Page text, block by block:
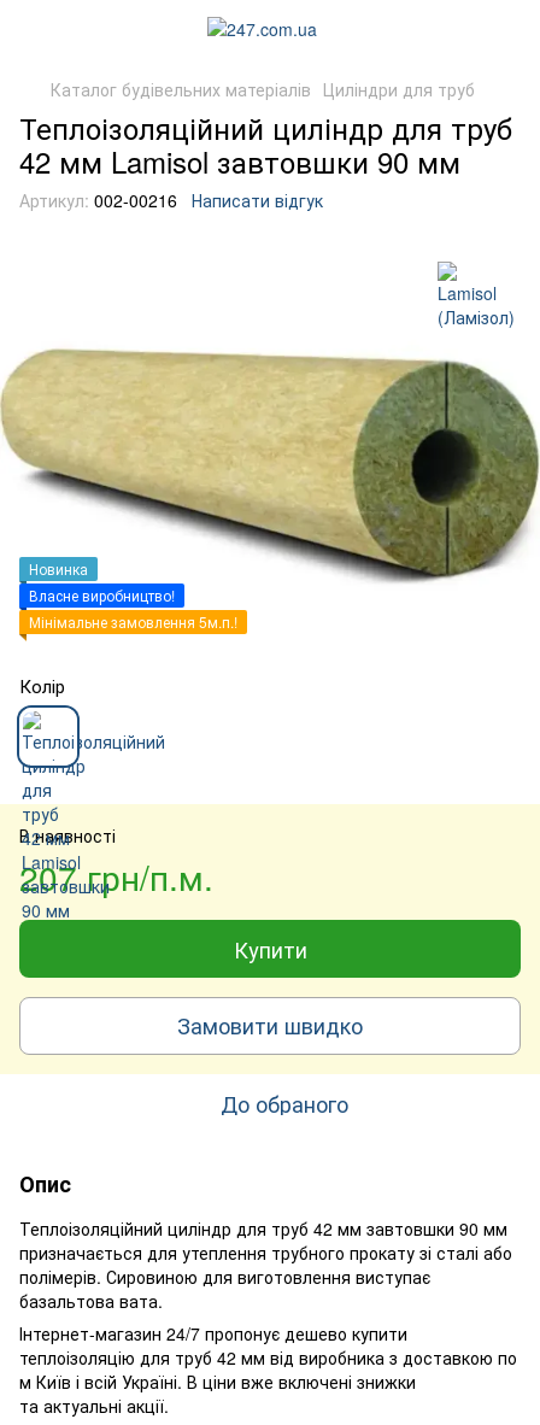
Каталог будівельних матеріалів Циліндри для труб
Теплоізоляційний циліндр для труб
42 мм Lamisol завтовшки 90 мм
Артикул: 002-00216 Написати відгук
Новинка
Власне виробництво!
Мінімальне замовлення 5м.п.!
Колір
В наявності
207 грн/п.м.
Купити
Замовити швидко
До обраного
Опис
Теплоізоляційний циліндр для труб 42 мм завтовшки 90 мм
призначається для утеплення трубного прокату зі сталі або
полімерів. Сировиною для виготовлення виступає
базальтова вата.
Інтернет-магазин 24/7 пропонує дешево купити
теплоізоляцію для труб 42 мм від виробника з доставкою по
м Київ і всій Україні. В ціни вже включені знижки
та актуальні акції.